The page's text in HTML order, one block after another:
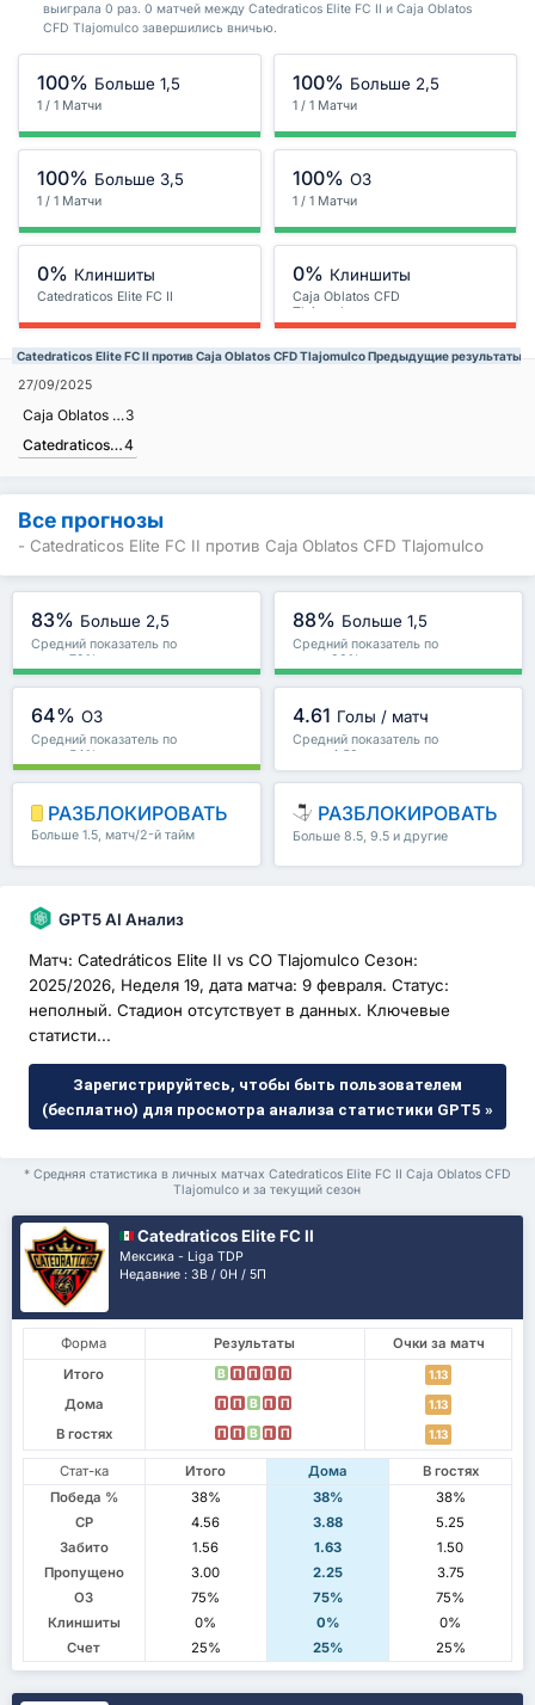
выиграла 0 раз. 0 матчей между Catedraticos Elite FC II и Caja Oblatos
CFD Tlajomulco завершились вничью.
100% Больше 1,5
1 / 1 Матчи
100% Больше 2,5
1 / 1 Матчи
100% Больше 3,5
1 / 1 Матчи
100% ОЗ
1 / 1 Матчи
0% Клиншиты
Catedraticos Elite FC II
0% Клиншиты
Caja Oblatos CFD
Tlajomulco
Catedraticos Elite FC II против Caja Oblatos CFD Tlajomulco Предыдущие результаты
27/09/2025
Caja Oblatos CFD Tlajomulco3
Catedraticos Elite FC II4
Все прогнозы
- Catedraticos Elite FC II против Caja Oblatos CFD Tlajomulco
83% Больше 2,5
Средний показатель по
лиге : 72%
88% Больше 1,5
Средний показатель по
лиге : 83%
64% ОЗ
Средний показатель по
лиге : 54%
4.61 Голы / матч
Средний показатель по
лиге : 4.59
РАЗБЛОКИРОВАТЬ
Больше 1.5, матч/2-й тайм
РАЗБЛОКИРОВАТЬ
Больше 8.5, 9.5 и другие
GPT5 AI Анализ
Матч: Catedráticos Elite II vs CO Tlajomulco Сезон:
2025/2026, Неделя 19, дата матча: 9 февраля. Статус:
неполный. Стадион отсутствует в данных. Ключевые
статисти...
Зарегистрируйтесь, чтобы быть пользователем
(бесплатно) для просмотра анализа статистики GPT5 »
* Средняя статистика в личных матчах Catedraticos Elite FC II Caja Oblatos CFD
Tlajomulco и за текущий сезон
Catedraticos Elite FC II
Мексика - Liga TDP
Недавние : 3В / 0Н / 5П
Форма Результаты
Очки за матч
Итого
В П П П П 1.13
Дома П П В П П 1.13
В гостях П П В П П 1.13
Стат-ка Итого Дома
В гостях
Победа %
38% 38%
38%
СР
4.56 3.88
5.25
Забито
1.56 1.63
1.50
Пропущено
3.00 2.25
3.75
ОЗ
75% 75%
75%
Клиншиты
0% 0%
0%
Счет
25% 25% 25%